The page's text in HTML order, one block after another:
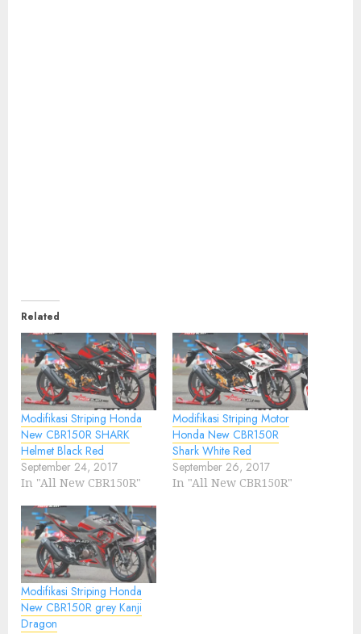
Related
Modifikasi Striping Honda
New CBR150R SHARK
Helmet Black Red
September 24, 2017
In "All New CBR150R"
Modifikasi Striping Motor
Honda New CBR150R
Shark White Red
September 26, 2017
In "All New CBR150R"
Modifikasi Striping Honda
New CBR150R grey Kanji
Dragon